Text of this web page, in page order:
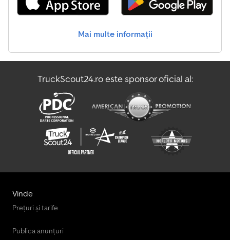
Mai multe informații
TruckScout24.ro este sponsor oficial al:
Vinde
Prețuri și tarife
Publica anunțuri